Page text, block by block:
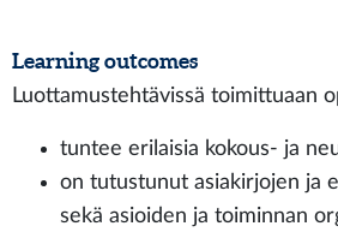
Learning outcomes
Luottamustehtävissä toimittuaan
tuntee erilaisia kokous- ja
on tutustunut asiakirjojen ja
sekä asioiden ja toiminnan